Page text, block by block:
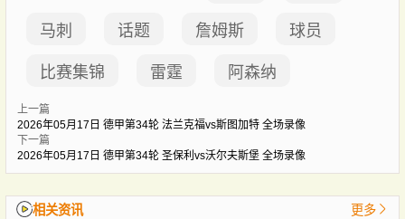
马刺 话题 詹姆斯 球员
比赛集锦 雷霆 阿森纳
上一篇
2026年05月17日 德甲第34轮 法兰克福vs斯图加特 全场录像
下一篇
2026年05月17日 德甲第34轮 圣保利vs沃尔夫斯堡 全场录像
相关资讯 更多